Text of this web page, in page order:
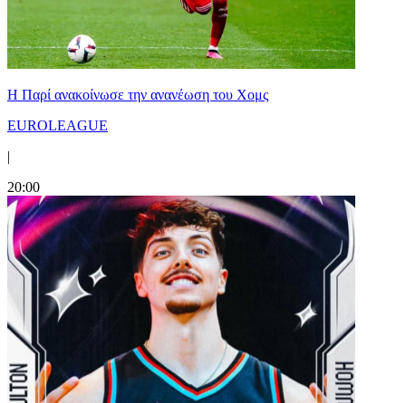
Η Παρί ανακοίνωσε την ανανέωση του Χομς
EUROLEAGUE
|
20:00